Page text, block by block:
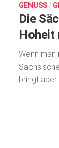
GENUSS /
Die
Hoheit
Wenn
bringt